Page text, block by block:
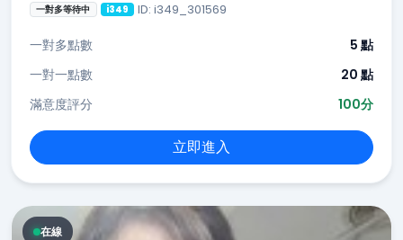
一對多等待中 i349 ID: i349_301569
一對多點數
5 點
一對一點數
20 點
滿意度評分
100分
立即進入
在線